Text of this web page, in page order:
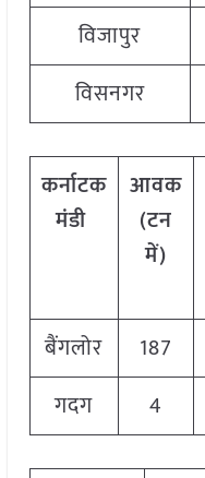
विजापुर
विसनगर
कर्नाटक
मंडी
आवक
(टन
में)
बैंगलोर
187
गदग
4